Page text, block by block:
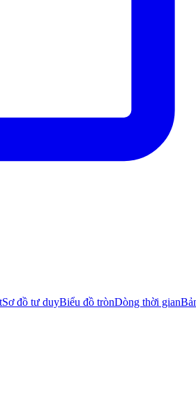
Sơ đồ tư duyBiểu đồ trònDòng thời gian